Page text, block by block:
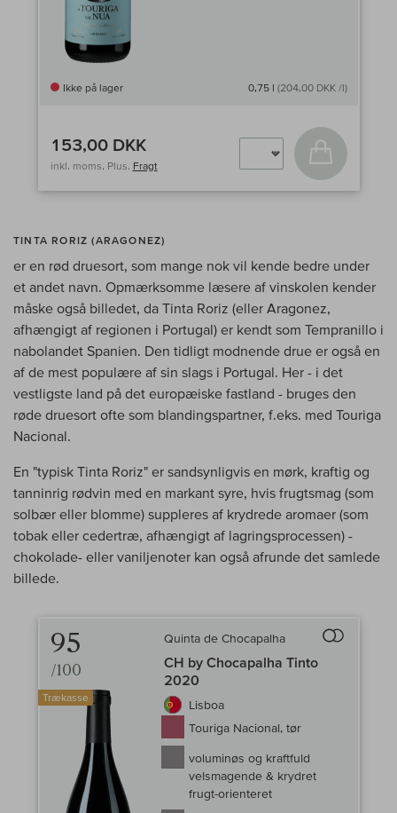
Ikke på lager 0,75 l (204,00 DKK /l)
153,00 DKK
inkl. moms, Plus. Fragt
Læg i kurv
TINTA RORIZ (ARAGONEZ)
er en rød druesort, som mange nok vil kende bedre under
et andet navn. Opmærksomme læsere af vinskolen kender
måske også billedet, da Tinta Roriz (eller Aragonez,
afhængigt af regionen i Portugal) er kendt som Tempranillo i
nabolandet Spanien. Den tidligt modnende drue er også en
af de mest populære af sin slags i Portugal. Her - i det
vestligste land på det europæiske fastland - bruges den
røde druesort ofte som blandingspartner, f.eks. med Touriga
Nacional.
En "typisk Tinta Roriz" er sandsynligvis en mørk, kraftig og
tanninrig rødvin med en markant syre, hvis frugtsmag (som
solbær eller blomme) suppleres af krydrede aromaer (som
tobak eller cedertræ, afhængigt af lagringsprocessen) -
chokolade- eller vaniljenoter kan også afrunde det samlede
billede.
95
/100
Trækasse
Quinta de Chocapalha
CH by Chocapalha Tinto
2020
Lisboa
Touriga Nacional, tør
voluminøs og kraftfuld
velsmagende & krydret
frugt-orienteret